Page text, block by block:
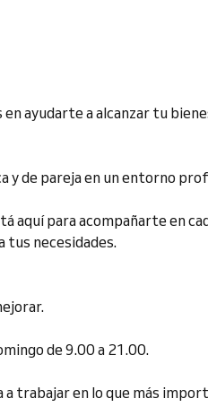
en ayudarte a alcanzar tu
y de pareja en un entorno
aquí para acompañarte en
tus necesidades.
de 9.00 a 21.00.
a trabajar en lo que más